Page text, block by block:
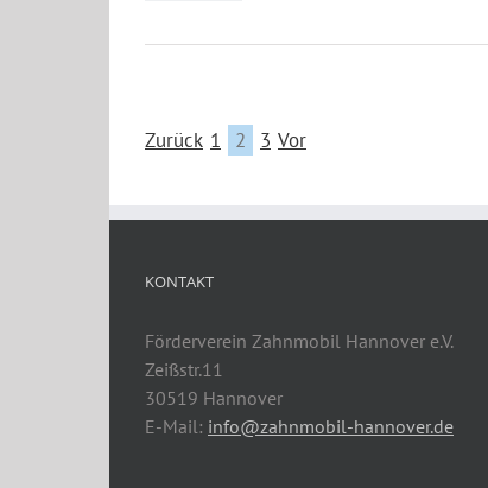
Zurück 1 2 3 Vor
KONTAKT
Förderverein Zahnmobil Hannover e.V.
Zeißstr.11
30519 Hannover
E-Mail: info@zahnmobil-hannover.de